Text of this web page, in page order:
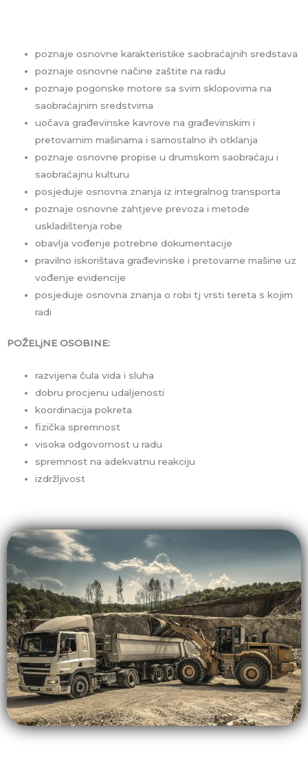
poznaje osnovne karakteristike saobraćajnih sredstava
poznaje osnovne načine zaštite na radu
poznaje pogonske motore sa svim sklopovima na
saobraćajnim sredstvima
uočava građevinske kavrove na građevinskim i
pretovarnim mašinama i samostalno ih otklanja
poznaje osnovne propise u drumskom saobraćaju i
saobraćajnu kulturu
posjeduje osnovna znanja iz integralnog transporta
poznaje osnovne zahtjeve prevoza i metode
uskladištenja robe
obavlja vođenje potrebne dokumentacije
pravilno iskorištava građevinske i pretovarne mašine uz
vođenje evidencije
posjeduje osnovna znanja o robi tj vrsti tereta s kojim
radi
POŽELjNE OSOBINE:
razvijena čula vida i sluha
dobru procjenu udaljenosti
koordinacija pokreta
fizička spremnost
visoka odgovornost u radu
spremnost na adekvatnu reakciju
izdržljivost